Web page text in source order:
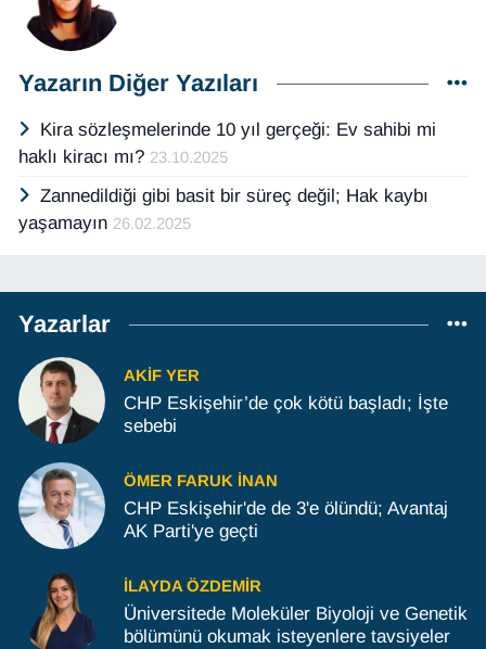
Yazarın Diğer Yazıları
Kira sözleşmelerinde 10 yıl gerçeği: Ev sahibi mi
haklı kiracı mı? 23.10.2025
Zannedildiği gibi basit bir süreç değil; Hak kaybı
yaşamayın 26.02.2025
Yazarlar
AKIF YER
CHP Eskişehir’de çok kötü başladı; İşte
sebebi
ÖMER FARUK İNAN
CHP Eskişehir'de de 3'e ölündü; Avantaj
AK Parti'ye geçti
İLAYDA ÖZDEMIR
Üniversitede Moleküler Biyoloji ve Genetik
bölümünü okumak isteyenlere tavsiyeler